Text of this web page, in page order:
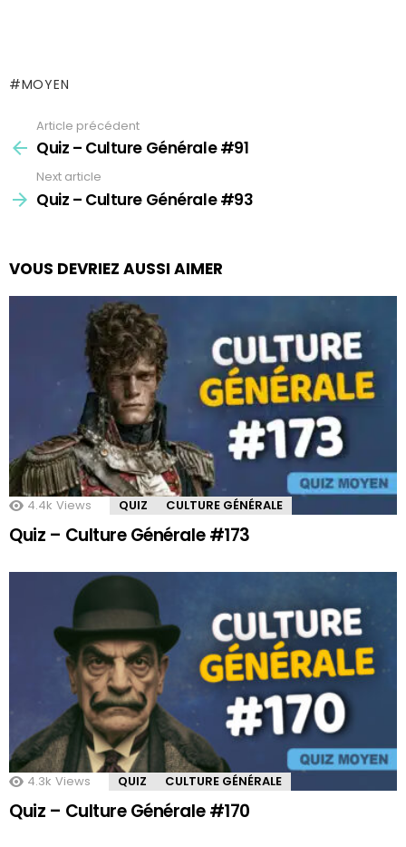
MOYEN
more
Article précédent
Quiz – Culture Générale #91
Next article
Quiz – Culture Générale #93
VOUS DEVRIEZ AUSSI AIMER
4.4k Views QUIZ CULTURE GÉNÉRALE
Quiz – Culture Générale #173
4.3k Views QUIZ CULTURE GÉNÉRALE
Quiz – Culture Générale #170